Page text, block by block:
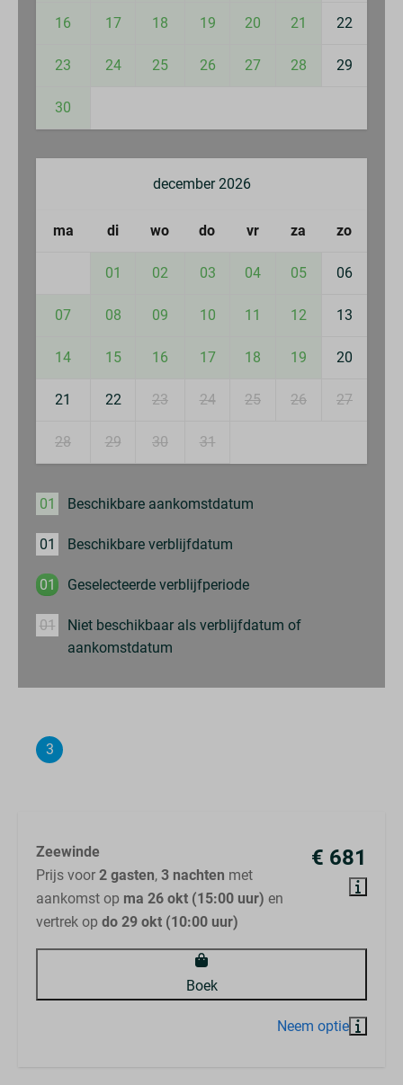
Ligstoelen
Balkon
Zonnewering
Veiligheid
Verwarming & Verkoeling
16 17 18 19 20 21 22
23 24 25 26 27 28 29
30
december 2026
ma di wo do vr za zo
01 02 03 04 05 06
07 08 09 10 11 12 13
14 15 16 17 18 19 20
21 22 23 24 25 26 27
28 29 30 31
01 Beschikbare aankomstdatum
01 Beschikbare verblijfdatum
01 Geselecteerde verblijfperiode
01
Niet beschikbaar als verblijfdatum of
aankomstdatum
3
€ 681
Zeewinde
Prijs voor 2 gasten, 3 nachten met
aankomst op ma 26 okt (15:00 uur) en
vertrek op do 29 okt (10:00 uur)
Boek